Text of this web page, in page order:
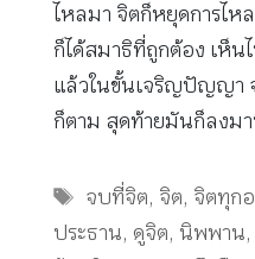
ไหลมา จิตก็หยุดการไห
ก็ได้สมาธิที่ถูกต้อง เห็น
แล้วในขั้นเจริญปัญญา จ
ก็ตาม สุดท้ายมันก็ลงม
Tags
จบที่จิต, จิต, จิตทุก
ประธาน, ดูจิต, นิพพาน,